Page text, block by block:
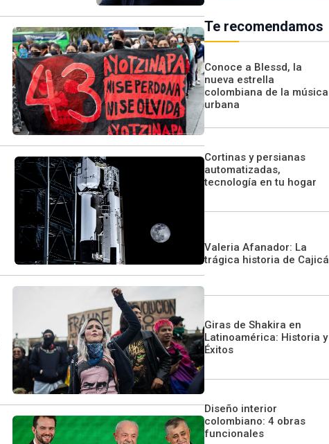
Te recomendamos
Conoce a Blessd, la
nueva estrella
colombiana de la música
urbana
Cortinas y persianas
automatizadas,
tecnología en tu hogar
Valeria Afanador: La
trágica historia de Cajicá
Giras de Shakira en
Latinoamérica: Historia y
Éxitos
Diseño interior
colombiano: 4 obras
funcionales